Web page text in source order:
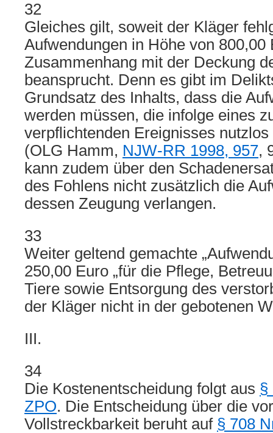
32
Gleiches gilt, soweit der Kläger
Aufwendungen in Höhe von 800,00
Zusammenhang mit der Deckung
beansprucht. Denn es gibt im
Grundsatz des Inhalts, dass die
werden müssen, die infolge eines
verpflichtenden Ereignisses
(OLG Hamm, NJW-RR 1998, 957,
kann zudem über den
des Fohlens nicht zusätzlich die
dessen Zeugung verlangen.
33
Weiter geltend gemachte
250,00 Euro „für die Pflege,
Tiere sowie Entsorgung des
der Kläger nicht in der gebotenen
III.
34
Die Kostenentscheidung folgt aus §
ZPO. Die Entscheidung über die
Vollstreckbarkeit beruht auf § 708